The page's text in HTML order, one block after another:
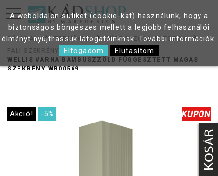
FŐOLDAL TERMÉKEK
FÜRDŐSZOBA BÚTOROK
FALI SZEKRÉNY
WELLIS VARNA BAMBUSZZÖLD FÜGGESZTETT MAGAS
SZEKRÉNY WB00569
Akció! -5%
A weboldalon sütiket (cookie-kat) használunk, hogy a
biztonságos böngészés mellett a legjobb felhasználói
élményt nyújthassuk látogatóinknak.További információk.
Elfogadom
Elutasítom